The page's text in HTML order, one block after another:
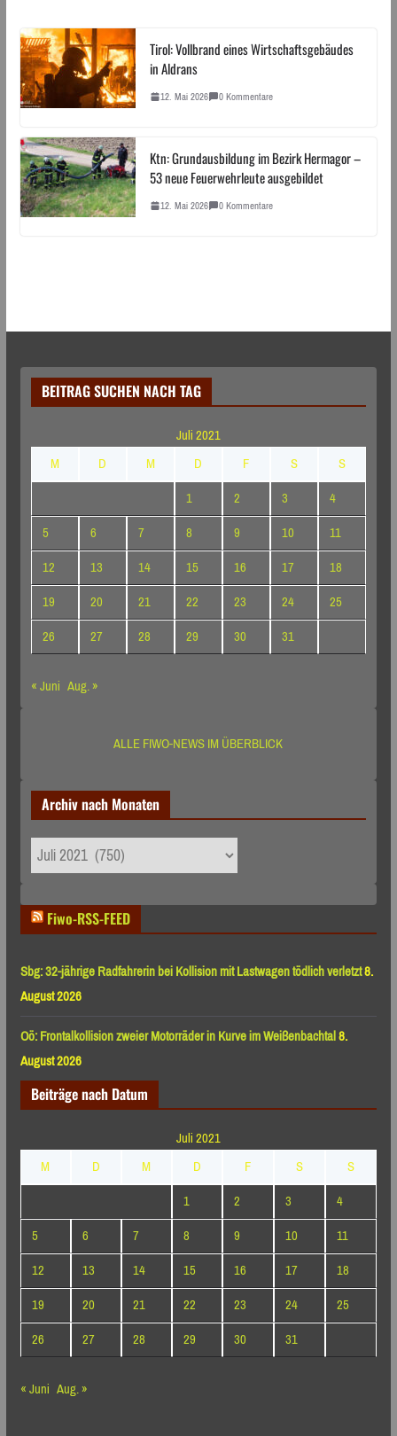
Tirol: Vollbrand eines Wirtschaftsgebäudes
in Aldrans
12. Mai 2026 0 Kommentare
Ktn: Grundausbildung im Bezirk Hermagor –
53 neue Feuerwehrleute ausgebildet
12. Mai 2026 0 Kommentare
BEITRAG SUCHEN NACH TAG
Juli 2021
M
D M D F S
S
1
2 3
4
5
6 7 8 9 10
11
12
13 14 15 16 17
18
19
20 21 22 23 24
25
26
27 28 29 30
31
« Juni Aug. »
ALLE FIWO-NEWS IM ÜBERBLICK
Archiv nach Monaten
Archiv
nach
Fiwo-RSS-FEED
Sbg: 32-jährige Radfahrerin bei Kollision mit Lastwagen tödlich verletzt8.
August 2026
Oö: Frontalkollision zweier Motorräder in Kurve im Weißenbachtal8.
August 2026
Beiträge nach Datum
Juli 2021
M
D M D F S
S
1
2 3
4
5
6 7 8 9 10
11
12
13 14 15 16 17
18
19
20 21 22 23 24
25
26
27 28 29 30
31
« Juni Aug. »